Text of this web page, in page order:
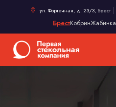
ул. Фортечная, д. 23/3, Брест
БрестКобринЖабинка